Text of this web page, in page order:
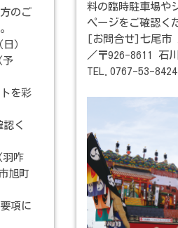
のご
）
予
を彩
認く
羽咋
旭町
項に
料の臨時駐車場や
ページをご確認く
[お問合せ]七尾市
／〒926-8611 石
TEL.0767-53-8424